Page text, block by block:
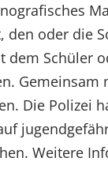
oder die
Schüler
Die Polizei
Weitere